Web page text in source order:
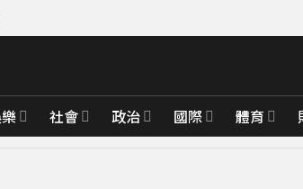
社會 政治 國際 體育